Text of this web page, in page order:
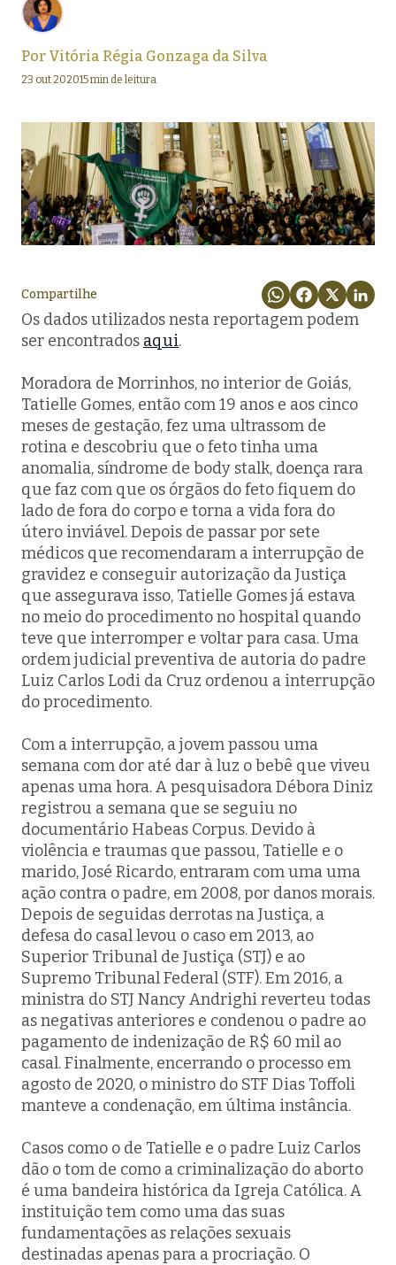
Por Vitória Régia Gonzaga da Silva
23 out 202015 min de leitura
Compartilhe
Os dados utilizados nesta reportagem podem
ser encontrados aqui.
Moradora de Morrinhos, no interior de Goiás,
Tatielle Gomes, então com 19 anos e aos cinco
meses de gestação, fez uma ultrassom de
rotina e descobriu que o feto tinha uma
anomalia, síndrome de body stalk, doença rara
que faz com que os órgãos do feto fiquem do
lado de fora do corpo e torna a vida fora do
útero inviável. Depois de passar por sete
médicos que recomendaram a interrupção de
gravidez e conseguir autorização da Justiça
que assegurava isso, Tatielle Gomes já estava
no meio do procedimento no hospital quando
teve que interromper e voltar para casa. Uma
ordem judicial preventiva de autoria do padre
Luiz Carlos Lodi da Cruz ordenou a interrupção
do procedimento.
Com a interrupção, a jovem passou uma
semana com dor até dar à luz o bebê que viveu
apenas uma hora. A pesquisadora Débora Diniz
registrou a semana que se seguiu no
documentário Habeas Corpus. Devido à
violência e traumas que passou, Tatielle e o
marido, José Ricardo, entraram com uma uma
ação contra o padre, em 2008, por danos morais.
Depois de seguidas derrotas na Justiça, a
defesa do casal levou o caso em 2013, ao
Superior Tribunal de Justiça (STJ) e ao
Supremo Tribunal Federal (STF). Em 2016, a
ministra do STJ Nancy Andrighi reverteu todas
as negativas anteriores e condenou o padre ao
pagamento de indenização de R$ 60 mil ao
casal. Finalmente, encerrando o processo em
agosto de 2020, o ministro do STF Dias Toffoli
manteve a condenação, em última instância.
Casos como o de Tatielle e o padre Luiz Carlos
dão o tom de como a criminalização do aborto
é uma bandeira histórica da Igreja Católica. A
instituição tem como uma das suas
fundamentações as relações sexuais
destinadas apenas para a procriação. O